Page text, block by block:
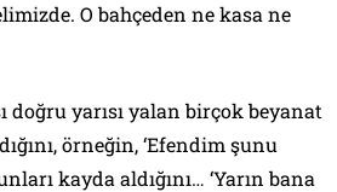
O bahçeden ne kasa ne
doğru yarısı yalan birçok beyanat
örneğin, ‘Efendim şunu
kayda aldığını… ‘Yarın bana